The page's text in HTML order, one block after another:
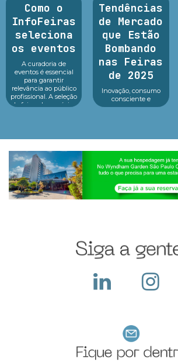
Como o
InfoFeiras
seleciona
os eventos
A curadoria de
eventos é essencial
para garantir
relevância ao público
profissional. A seleção
de feiras de negócios
Tendências
de Mercado
que Estão
Bombando
nas Feiras
de 2025
Inovação, consumo
consciente e
tecnologia no centro
estão revelando um